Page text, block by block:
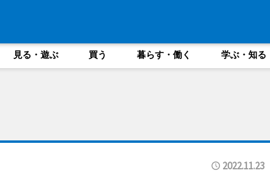
見る・遊ぶ 買う 暮らす・働く 学ぶ・知る
2022.11.23